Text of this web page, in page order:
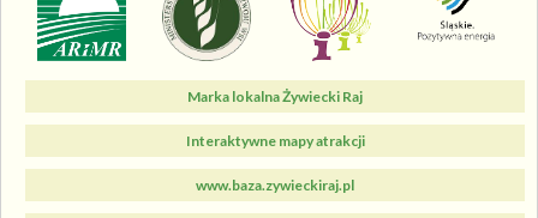
Marka lokalna Żywiecki Raj
Interaktywne mapy atrakcji
www.baza.zywieckiraj.pl